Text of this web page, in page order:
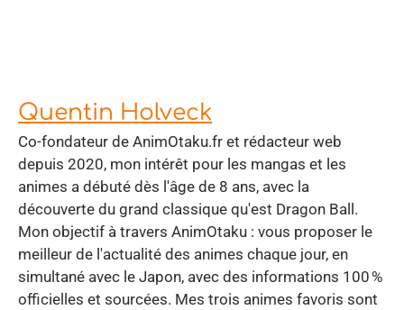
Quentin Holveck
Co-fondateur de AnimOtaku.fr et rédacteur web
depuis 2020, mon intérêt pour les mangas et les
animes a débuté dès l'âge de 8 ans, avec la
découverte du grand classique qu'est Dragon Ball.
Mon objectif à travers AnimOtaku : vous proposer le
meilleur de l'actualité des animes chaque jour, en
simultané avec le Japon, avec des informations 100 %
officielles et sourcées. Mes trois animes favoris sont